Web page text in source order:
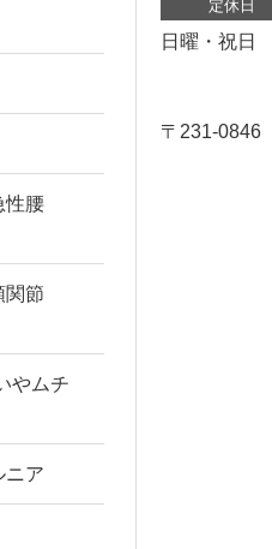
定休日
日曜・祝日
〒231-0846
性腰
関節
やムチ
ニア